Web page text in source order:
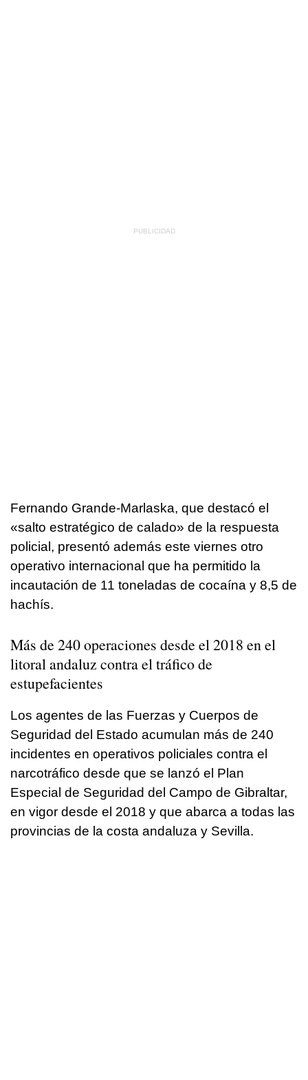
Fernando Grande-Marlaska, que destacó el
«salto estratégico de calado» de la respuesta
policial, presentó además este viernes otro
operativo internacional que ha permitido la
incautación de 11 toneladas de cocaína y 8,5 de
hachís.
Más de 240 operaciones desde el 2018 en el
litoral andaluz contra el tráfico de
estupefacientes
Los agentes de las Fuerzas y Cuerpos de
Seguridad del Estado acumulan más de 240
incidentes en operativos policiales contra el
narcotráfico desde que se lanzó el Plan
Especial de Seguridad del Campo de Gibraltar,
en vigor desde el 2018 y que abarca a todas las
provincias de la costa andaluza y Sevilla.